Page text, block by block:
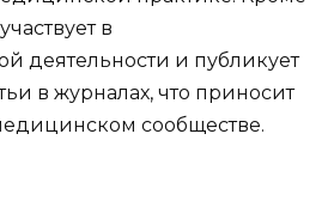
в
деятельности и публикует
в журналах, что приносит
сообществе.